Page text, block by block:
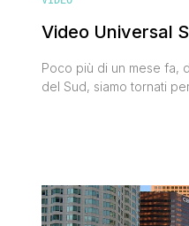
Video Universal
Poco più di un mese fa,
del Sud, siamo tornati